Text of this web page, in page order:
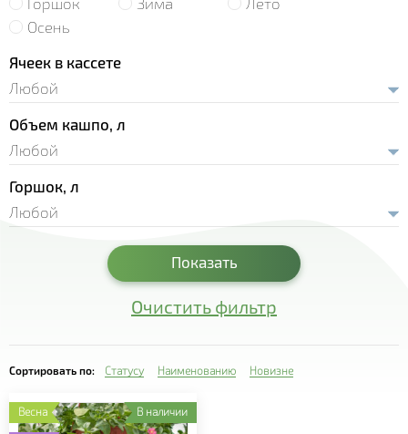
- Сансевиерия
- Седум
- Традесканция
- Фуксия
- Хавортия
- Целлозия
- Цинерария
- Земляника Корона
- Земляника Портола
- Земляника Элиани
- Рассада лука
- Рассада салата
- Пряновкусовые травы
- Рассада огурца
- Рассада перца
- Рассада томата
Осень
Ячеек в кассете
Объем кашпо, л
Горшок, л
Показать
Очистить фильтр
Сортировать по: Статусу Наименованию Новизне
В наличии
Весна